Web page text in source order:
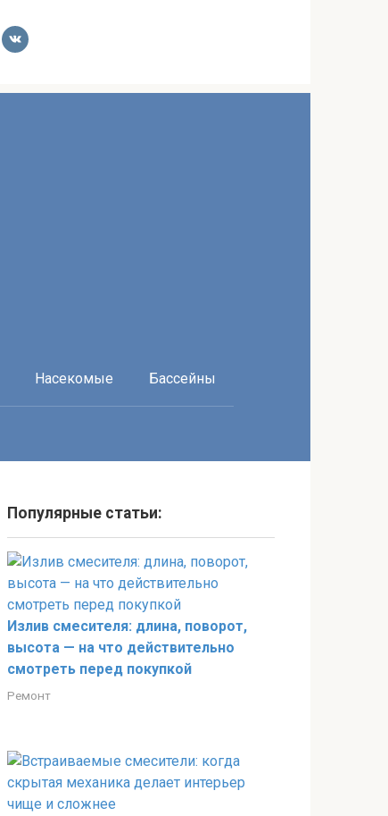
Насекомые Бассейны
Популярные статьи:
Излив смесителя: длина, поворот,
высота — на что действительно
смотреть перед покупкой
Ремонт